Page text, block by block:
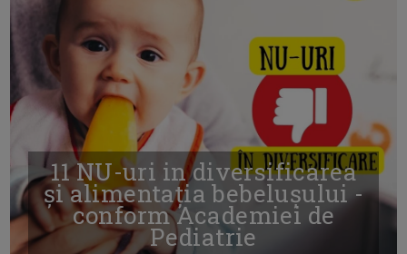
11 NU-uri in diversificarea
și alimentația bebelușului -
conform Academiei de
Pediatrie